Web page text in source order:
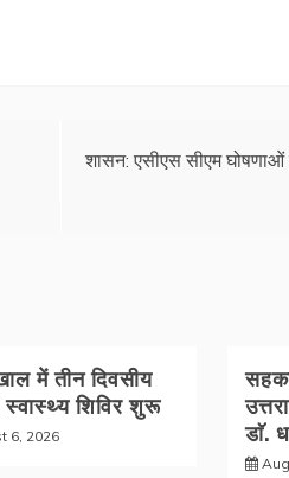
शासन: एसीएस सीएम
में तीन दिवसीय
स्वास्थ्य शिविर शुरू
6, 2026
डाॅ.